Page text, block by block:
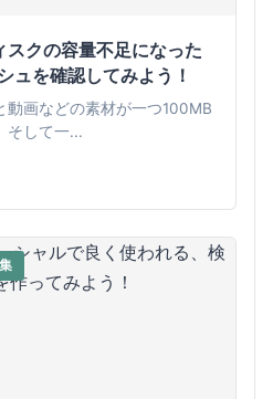
クの容量不足になった
ュを確認してみよう！
動画などの素材が一つ100MB
そして一...